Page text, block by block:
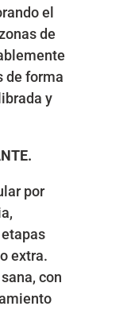
el
de
de forma
y
por
extra.
con